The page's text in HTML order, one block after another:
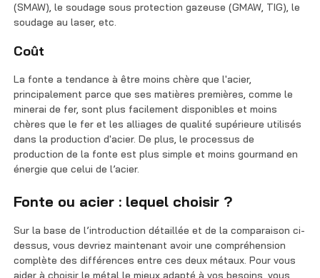
(SMAW), le soudage sous protection gazeuse (GMAW, TIG), le
soudage au laser, etc.
Coût
La fonte a tendance à être moins chère que l'acier,
principalement parce que ses matières premières, comme le
minerai de fer, sont plus facilement disponibles et moins
chères que le fer et les alliages de qualité supérieure utilisés
dans la production d'acier. De plus, le processus de
production de la fonte est plus simple et moins gourmand en
énergie que celui de l’acier.
Fonte ou acier : lequel choisir ?
Sur la base de l’introduction détaillée et de la comparaison ci-
dessus, vous devriez maintenant avoir une compréhension
complète des différences entre ces deux métaux. Pour vous
aider à choisir le métal le mieux adapté à vos besoins, vous